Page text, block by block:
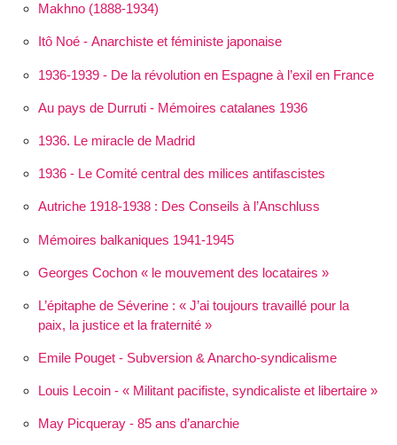
Makhno (1888-1934)
Itô Noé - Anarchiste et féministe japonaise
1936-1939 - De la révolution en Espagne à l’exil en France
Au pays de Durruti - Mémoires catalanes 1936
1936. Le miracle de Madrid
1936 - Le Comité central des milices antifascistes
Autriche 1918-1938 : Des Conseils à l’Anschluss
Mémoires balkaniques 1941-1945
Georges Cochon « le mouvement des locataires »
L’épitaphe de Séverine :
J’ai toujours travaillé pour la
paix, la justice et la fraternité
Emile Pouget - Subversion & Anarcho-syndicalisme
Louis Lecoin - « Militant pacifiste, syndicaliste et libertaire »
May Picqueray - 85 ans d’anarchie